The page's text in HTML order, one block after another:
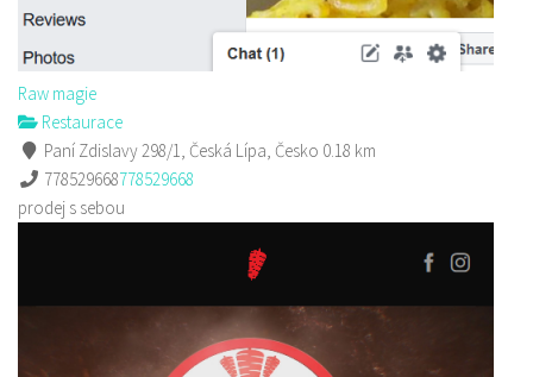
Raw magie
Restaurace
Paní Zdislavy 298/1, Česká Lípa, Česko 0.18 km
778529668778529668
prodej s sebou